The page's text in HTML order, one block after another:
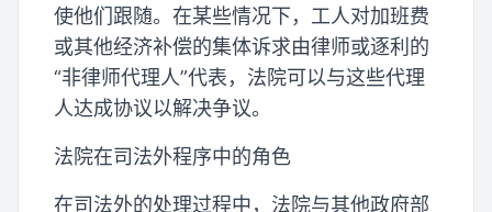
使他们跟随。在某些情况下，工人对加班费
或其他经济补偿的集体诉求由律师或逐利的
“非律师代理人”代表，法院可以与这些代理
人达成协议以解决争议。
法院在司法外程序中的角色
在司法外的处理过程中，法院与其他政府部